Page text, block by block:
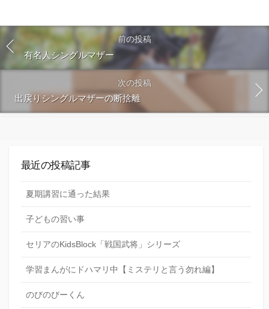
る
前の投稿
有名人シングルマザー
次の投稿
出戻りシングルマザーの断捨離
最近の投稿記事
夏期講習に通った結果
子どもの習い事
セリアのKidsBlock「戦国武将」シリーズ
学習まんがにドハマリ中【ミステリと言う勿れ編】
のびのびーくん